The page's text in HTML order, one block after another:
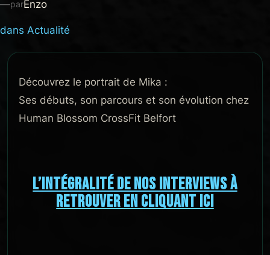
—parEnzo
dans Actualité
Découvrez le portrait de Mika :
Ses débuts, son parcours et son évolution chez
Human Blossom CrossFit Belfort
L’INTÉGRALITÉ DE NOS INTERVIEWS À
RETROUVER EN CLIQUANT ICI